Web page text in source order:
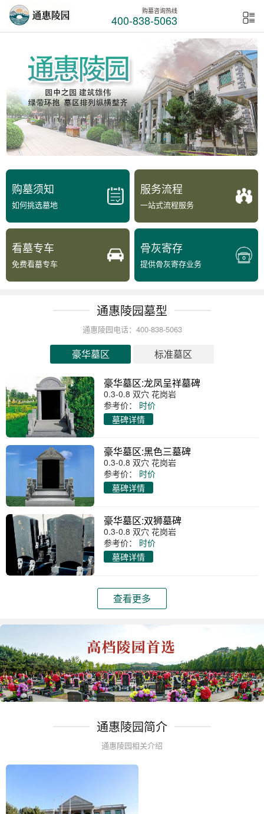
购墓咨询热线
400-838-5063
购墓须知
如何挑选墓地
服务流程
一站式流程服务
看墓专车
免费看墓专车
骨灰寄存
提供骨灰寄存业务
通惠陵园墓型
通惠陵园电话：400-838-5063
豪华墓区 标准墓区
豪华墓区:龙凤呈祥墓碑
0.3-0.8 双穴 花岗岩
参考价：
时价
墓碑详情
豪华墓区:黑色三墓碑
0.3-0.8 双穴 花岗岩
参考价：
时价
墓碑详情
豪华墓区:双狮墓碑
0.3-0.8 双穴 花岗岩
参考价：
时价
墓碑详情
查看更多
通惠陵园简介
通惠陵园相关介绍